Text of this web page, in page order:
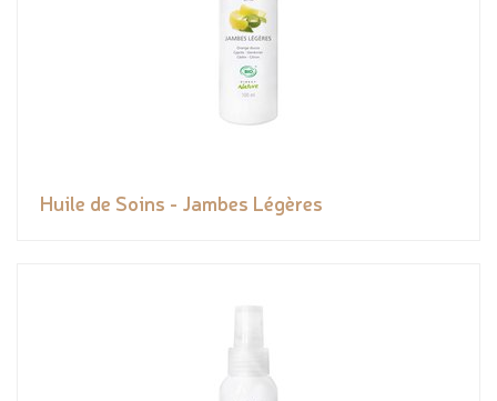
Huile de Soins - Jambes Légères